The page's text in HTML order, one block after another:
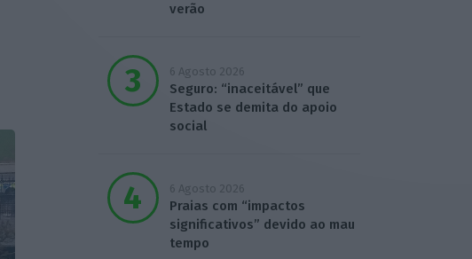
verão
6 Agosto 2026
Seguro: “inaceitável” que
Estado se demita do apoio
social
6 Agosto 2026
Praias com “impactos
significativos” devido ao mau
tempo